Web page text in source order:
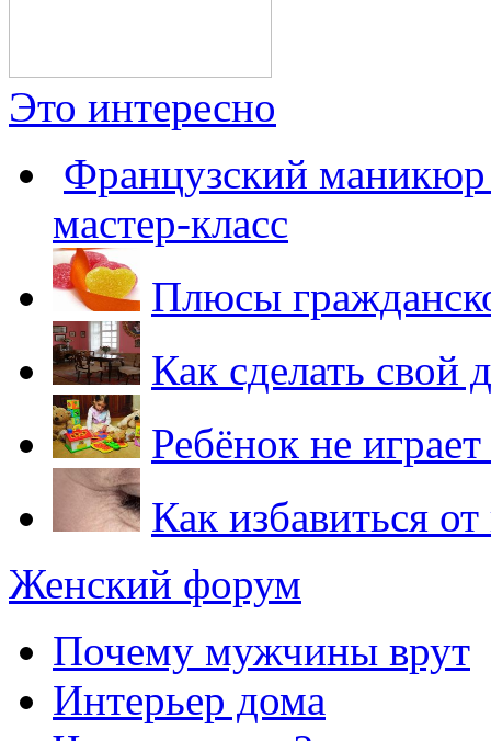
Это интересно
Французский маникюр
мастер-класс
Плюсы
Как сделать
Ребёнок не
Как избавиться
Женский форум
Почему мужчины врут
Интерьер дома